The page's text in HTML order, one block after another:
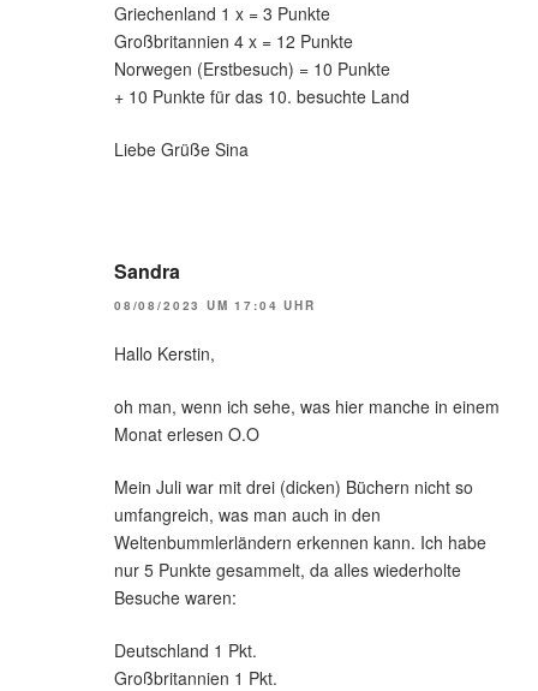
Griechenland 1 x = 3 Punkte
Großbritannien 4 x = 12 Punkte
Norwegen (Erstbesuch) = 10 Punkte
+ 10 Punkte für das 10. besuchte Land
Liebe Grüße Sina
Sandra
08/08/2023 UM 17:04 UHR
Hallo Kerstin,
oh man, wenn ich sehe, was hier manche in einem
Monat erlesen O.O
Mein Juli war mit drei (dicken) Büchern nicht so
umfangreich, was man auch in den
Weltenbummlerländern erkennen kann. Ich habe
nur 5 Punkte gesammelt, da alles wiederholte
Besuche waren:
Deutschland 1 Pkt.
Großbritannien 1 Pkt.